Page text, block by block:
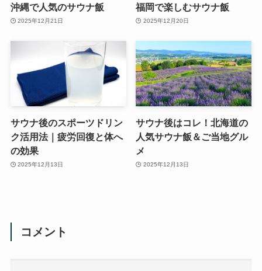
沖縄で人気のサウナ飯
2025年12月21日
福岡で楽しむサウナ飯
2025年12月20日
サウナ後のスポーツドリン
ク活用法｜疲労回復と体へ
の効果
2025年12月13日
サウナ後はコレ！北海道の
人気サウナ飯＆ご当地グル
メ
2025年12月13日
コメント